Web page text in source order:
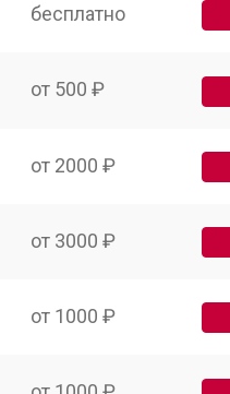
бесплатно
от 500 ₽
от 2000 ₽
от 3000 ₽
от 1000 ₽